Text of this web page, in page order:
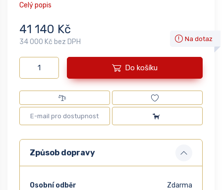
Celý popis
41 140 Kč
34 000 Kč bez DPH Na dotaz
Do košíku
Způsob dopravy
Osobní odběr Zdarma